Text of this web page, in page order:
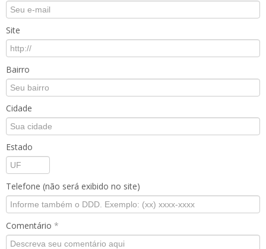
Site
Bairro
Cidade
Estado
Telefone (não será exibido no site)
Comentário *